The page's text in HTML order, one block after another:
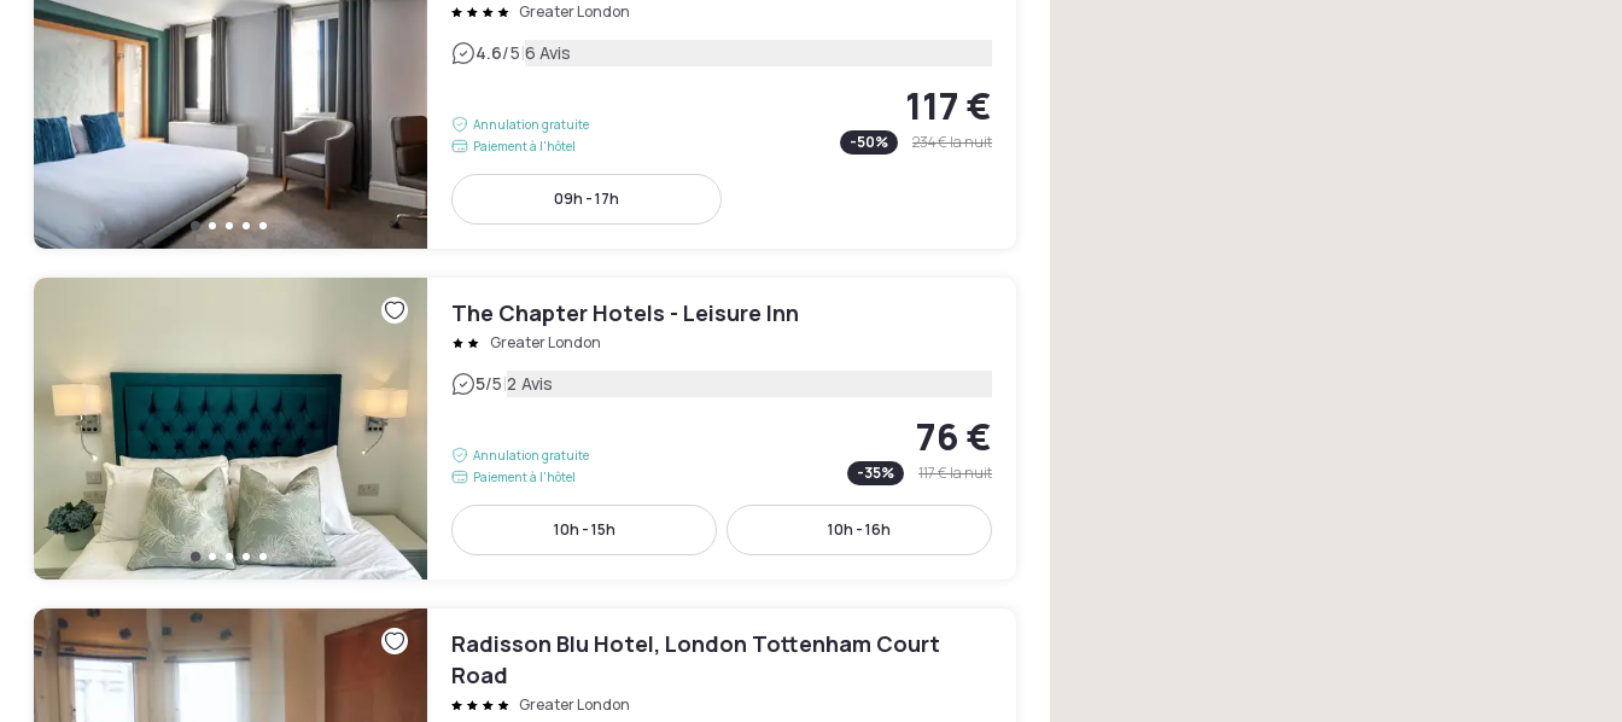
Greater London
4.6/5|6 Avis
Annulation gratuite
Paiement à l'hôtel
117 €
-50% 234 €la nuit
09h - 17h
The Chapter Hotels - Leisure Inn
Greater London
5/5|2 Avis
Annulation gratuite
Paiement à l'hôtel
76 €
-35% 117 €la nuit
10h - 15h 10h - 16h
Radisson Blu Hotel, London Tottenham Court
Road
Greater London